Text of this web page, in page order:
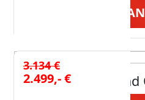
JETZT
3.134 €
2.499,- €Wohnwand